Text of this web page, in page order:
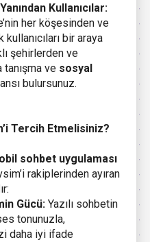
Kullanıcılar:
her köşesinden ve
kullanıcıları bir araya
şehirlerden ve
ve sosyal
bulursunuz.
Tercih Etmelisiniz?
sohbet uygulaması
rakiplerinden ayıran
Gücü: Yazılı sohbetin
ses tonunuzla,
daha iyi ifade